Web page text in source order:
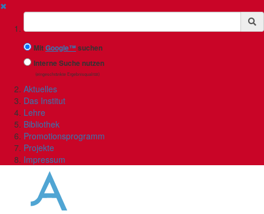
✖
Suchbegriff
MitGoogle™suchen
Interne Suche nutzen
(eingeschränkte Ergebnisqualität)
Aktuelles
Das Institut
Lehre
Bibliothek
Promotionsprogramm
Projekte
Impressum